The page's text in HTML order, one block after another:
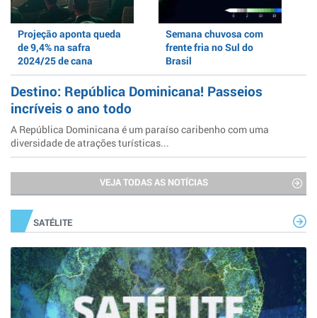
Projeção aponta queda
de 9,4% na safra
2024/25 de cana
Semana chuvosa com
frente fria no Sul do
Brasil
Destino: República Dominicana! Passeios
incríveis o ano todo
A República Dominicana é um paraíso caribenho com uma
diversidade de atrações turísticas...
VEJA TODAS AS NOTÍCIAS
SATÉLITE